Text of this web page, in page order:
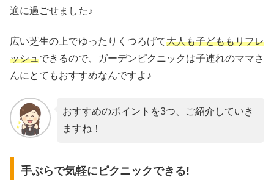
適に過ごせました♪
広い芝生の上でゆったりくつろげて大人も子どももリフレ
ッシュできるので、ガーデンピクニックは子連れのママさ
んにとてもおすすめなんですよ♪
おすすめのポイントを3つ、ご紹介していき
ますね！
手ぶらで気軽にピクニックできる!